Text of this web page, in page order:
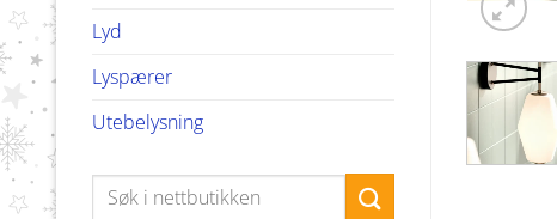
Lyd
Lyspærer
Utebelysning
Søk